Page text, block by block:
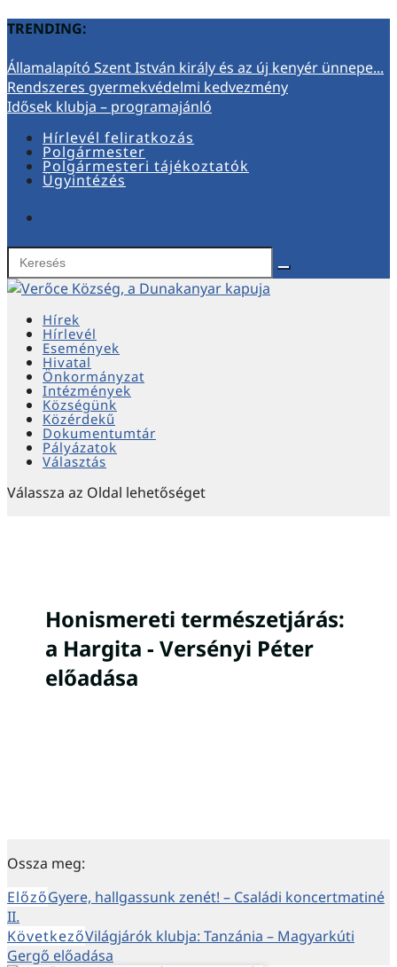
TRENDING:
Államalapító Szent István király és az új kenyér ünnepe...
Rendszeres gyermekvédelmi kedvezmény
Idősek klubja – programajánló
Hírlevél feliratkozás
Polgármester
Polgármesteri tájékoztatók
Ügyintézés
Hírek
Hírlevél
Események
Hivatal
Önkormányzat
Intézmények
Községünk
Közérdekű
Dokumentumtár
Pályázatok
Választás
Válassza az Oldal lehetőséget
Honismereti természetjárás:
a Hargita - Versényi Péter
előadása
Ossza meg:
ElőzőGyere, hallgassunk zenét! – Családi koncertmatiné
II.
KövetkezőVilágjárók klubja: Tanzánia – Magyarkúti
Gergő előadása